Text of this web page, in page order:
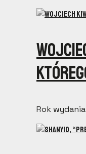
Rok